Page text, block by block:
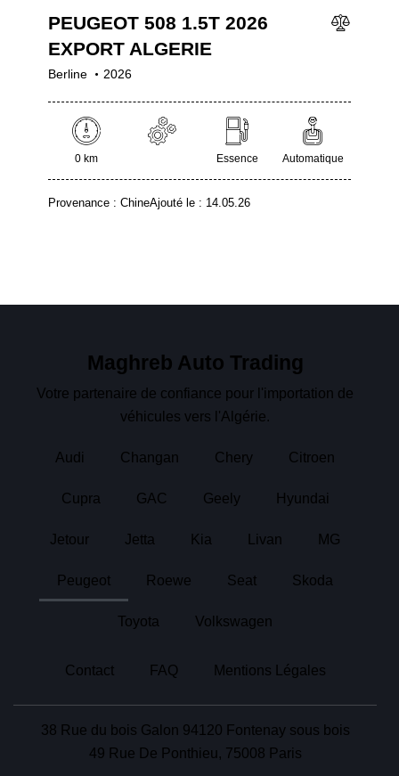
PEUGEOT 508 1.5T 2026
EXPORT ALGERIE
Berline 2026
0 km Essence Automatique
Provenance : ChineAjouté le : 14.05.26
Maghreb Auto Trading
Votre partenaire de confiance pour l'importation de
véhicules vers l'Algérie.
Audi Changan Chery Citroen
Cupra GAC Geely Hyundai
Jetour Jetta Kia Livan MG
Peugeot Roewe Seat Skoda
Toyota Volkswagen
Contact FAQ Mentions Légales
38 Rue du bois Galon 94120 Fontenay sous bois
49 Rue De Ponthieu, 75008 Paris